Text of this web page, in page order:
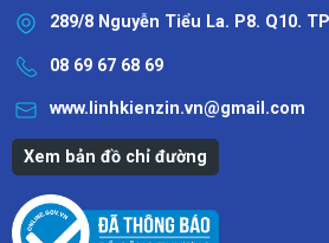
289/8 Nguyễn Tiểu La. P8. Q10.
08 69 67 68 69
www.linhkienzin.vn@gmail.com
Xem bản đồ chỉ đường